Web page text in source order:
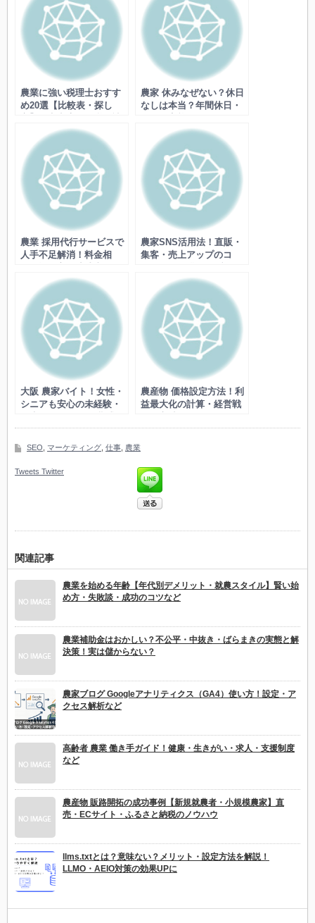
農業に強い税理士おすす
め20選【比較表・探し
助金など
農家 休みなぜない？休日
なしは本当？年間休日・
スマート農業で週休2日・
成功事例
農業 採用代行サービスで
人手不足解消！料金相
デメリットも
農家SNS活用法！直販・
集客・売上アップのコ
ディングDXの販路拡大と
大阪 農家バイト！女性・
シニアも安心の未経験・
探し方、軽作業など
農産物 価格設定方法！利
益最大化の計算・経営戦
SEO マーケティング 仕事 農業
Tweets Twitter
関連記事
農業を始める年齢【年代別デメリット・就農スタイル】賢い始
め方・失敗談・成功のコツなど
農業補助金はおかしい？不公平・中抜き・ばらまきの実態と解
決策！実は儲からない？
農家ブログ Googleアナリティクス（GA4）使い方！設定・ア
クセス解析など
高齢者 農業 働き手ガイド！健康・生きがい・求人・支援制度
など
農産物 販路開拓の成功事例【新規就農者・小規模農家】直
売・ECサイト・ふるさと納税のノウハウ
llms.txtとは？意味ない？メリット・設定方法を解説！
LLMO・AEIO対策の効果UPに